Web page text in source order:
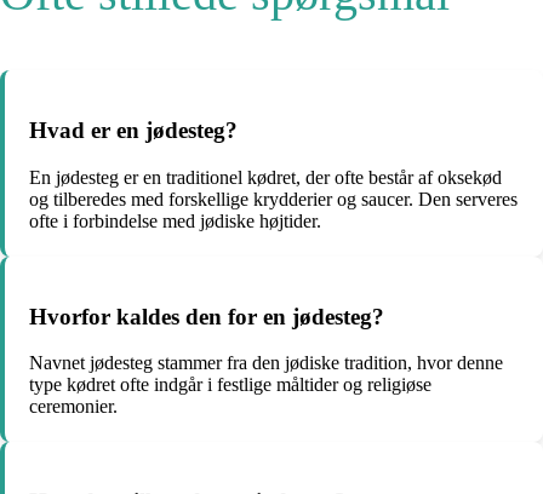
Hvad er en jødesteg?
En jødesteg er en traditionel kødret, der ofte består af oksekød
og tilberedes med forskellige krydderier og saucer. Den serveres
ofte i forbindelse med jødiske højtider.
Hvorfor kaldes den for en jødesteg?
Navnet jødesteg stammer fra den jødiske tradition, hvor denne
type kødret ofte indgår i festlige måltider og religiøse
ceremonier.